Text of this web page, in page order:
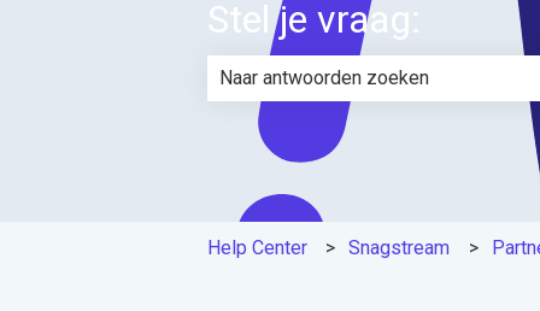
Stel je vraag:
Er zijn geen suggesties want het
Help Center Snagstream